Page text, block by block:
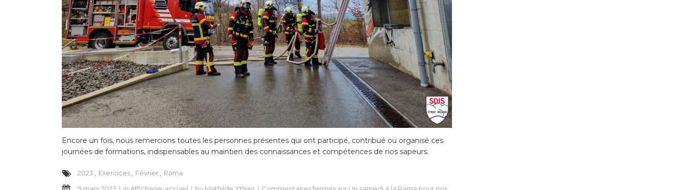
Encore un fois, nous remercions toutes les personnes présentes qui ont participé, contribué ou organisé ces
journées de formations, indispensables au maintien des connaissances et compétences de nos sapeurs.
2023 Exercices Février
Rama
9 mars 2023
in Affichage-accueil by Mathilde Ythier Commentaires fermés sur Un samedi à la Rama pour nos